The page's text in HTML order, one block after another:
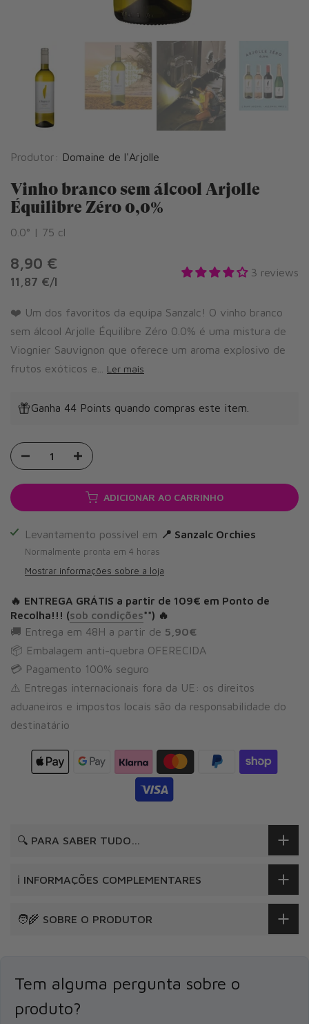
Produtor: Domaine de l'Arjolle
Vinho branco sem álcool Arjolle
Équilibre Zéro 0,0%
0.0° | 75 cl
8,90 €
11,87 €/l
3 reviews
❤️ Um dos favoritos da equipa Sanzalc! O vinho branco
sem álcool Arjolle Équilibre Zéro 0.0% é uma mistura de
Viognier Sauvignon que oferece um aroma explosivo de
frutos exóticos e...
Ler mais
Ganha 44 Points quando compras este item.
ADICIONAR AO CARRINHO
Levantamento possível em 📍 Sanzalc Orchies
Normalmente pronta em 4 horas
Mostrar informações sobre a loja
🔥 ENTREGA GRÁTIS a partir de 109€ em Ponto de
Recolha!!! (sob condições**) 🔥
🚚 Entrega em 48H a partir de 5,90€
📦 Embalagem anti-quebra OFERECIDA
💳 Pagamento 100% seguro
⚠️ Entregas internacionais fora da UE: os direitos
aduaneiros e impostos locais são da responsabilidade do
destinatário
🔍 PARA SABER TUDO…
ℹ️ INFORMAÇÕES COMPLEMENTARES
🧑‍🌾 SOBRE O PRODUTOR
Tem alguma pergunta sobre o
produto?